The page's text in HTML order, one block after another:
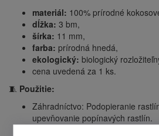
materiál: 100% prírodné
dĺžka: 3 bm,
šírka: 11 mm,
farba: prírodná hnedá,
ekologický: biologický
cena uvedená za 1 ks.
🧵 Použitie:
Záhradníctvo: Podopieranie
upevňovanie popínavých rastlín.
Domácnosť: Balenie darčekov,